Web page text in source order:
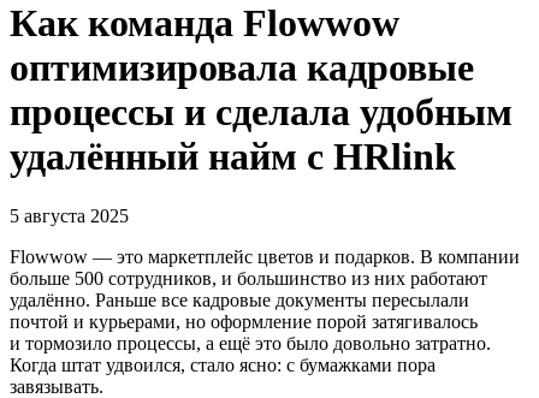
Как команда Flowwow
оптимизировала кадровые
процессы и сделала удобным
удалённый найм с HRlink
5 августа 2025
Flowwow — это маркетплейс цветов и подарков. В компании
больше 500 сотрудников, и большинство из них работают
удалённо. Раньше все кадровые документы пересылали
почтой и курьерами, но оформление порой затягивалось
и тормозило процессы, а ещё это было довольно затратно.
Когда штат удвоился, стало ясно: с бумажками пора
завязывать.